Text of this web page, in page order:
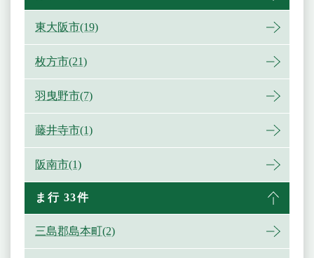
東大阪市(19)
枚方市(21)
羽曳野市(7)
藤井寺市(1)
阪南市(1)
ま行 33件
三島郡島本町(2)